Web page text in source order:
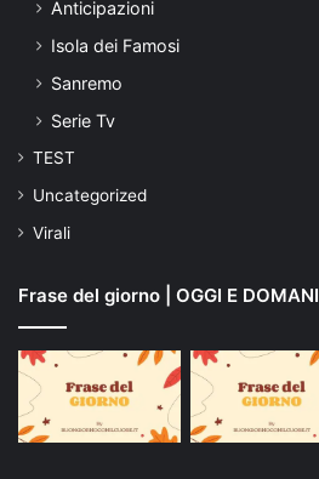
Anticipazioni
Isola dei Famosi
Sanremo
Serie Tv
TEST
Uncategorized
Virali
Frase del giorno | OGGI E DOMANI